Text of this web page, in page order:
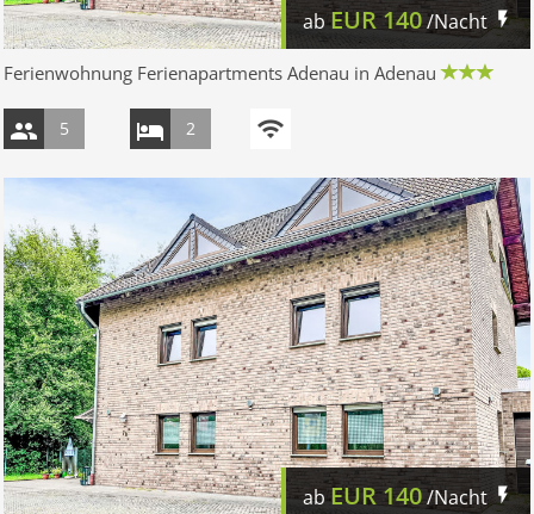
abEUR 140/Nacht
Ferienwohnung Ferienapartments Adenau in Adenau
5 2
abEUR 140/Nacht